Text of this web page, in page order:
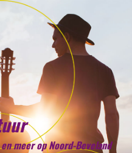
meer op Noord-Beveland